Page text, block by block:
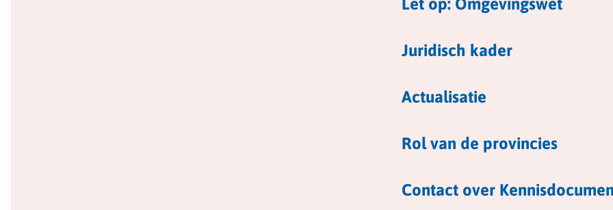
Let op: Omgevingswet
Juridisch kader
Actualisatie
Rol van de provincies
Contact over